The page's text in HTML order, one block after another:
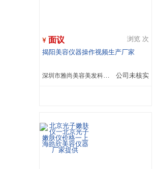
面议 浏览 次
揭阳美容仪器操作视频生产厂家
深圳市雅尚美容美发科技有限公司 公司未核实